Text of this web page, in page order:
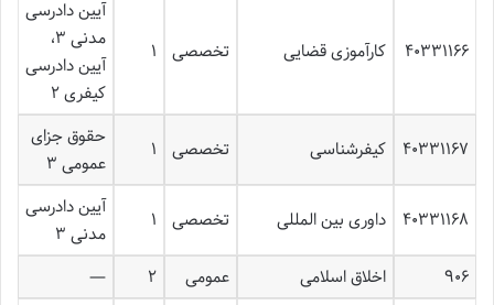
۴۰۳۳۱۱۶۶ کارآموزی قضایی تخصصی ۱
آیین دادرسی
مدنی ۳،
آیین دادرسی
کیفری ۲
۴۰۳۳۱۱۶۷ کیفرشناسی تخصصی ۱
حقوق جزای
عمومی ۳
۴۰۳۳۱۱۶۸ داوری بین المللی تخصصی ۱
آیین دادرسی
مدنی ۳
۹۰۶
اخلاق اسلامی عمومی ۲ —